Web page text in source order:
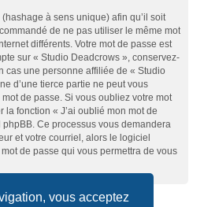
vous acceptez
à sens unique) afin qu’il soit
de ne pas utiliser le même mot
différents. Votre mot de passe est
sur « Studio Deadcrows », conservez-
cas une personne affiliée de « Studio
d’une tierce partie ne peut vous
de passe. Si vous oubliez votre mot
fonction « J’ai oublié mon mot de
Ce processus vous demandera
et votre courriel, alors le logiciel
de passe qui vous permettra de vous